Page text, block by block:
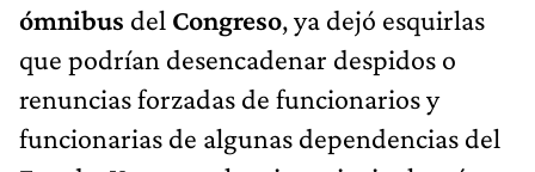
ómnibus del Congreso, ya dejó esquirlas
que podrían desencadenar despidos o
renuncias forzadas de funcionarios y
funcionarias de algunas dependencias del